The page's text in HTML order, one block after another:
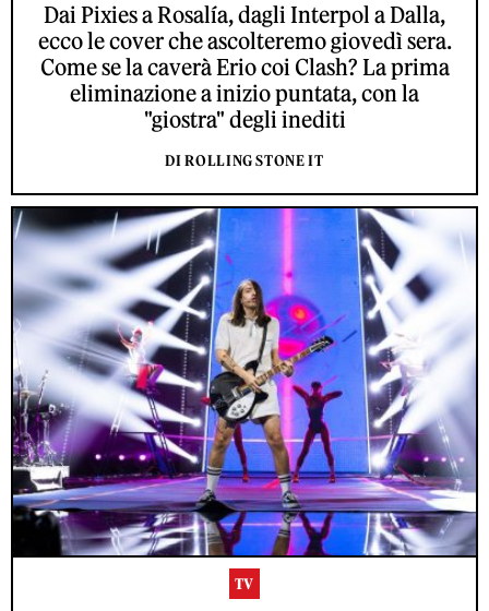
Dai Pixies a Rosalía, dagli Interpol a Dalla,
ecco le cover che ascolteremo giovedì sera.
Come se la caverà Erio coi Clash? La prima
eliminazione a inizio puntata, con la
"giostra" degli inediti
DI ROLLING STONE IT
TV